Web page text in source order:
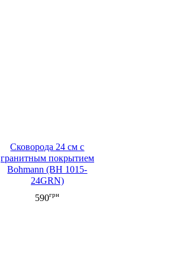
Сковорода 24 см с
гранитным покрытием
Bohmann (BH 1015-
24GRN)
590грн